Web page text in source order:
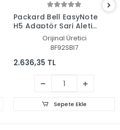
Packard Bell EasyNote
H5 Adaptör Şarj Aleti-
Orijinal Üretici
8F92SBI7
2.636,35 TL
Sepete Ekle